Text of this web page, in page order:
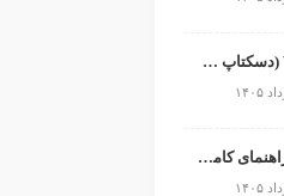
راه‌اندازی VDI (دسکتاپ مجازی)
VDI چیست؟ راهنمای کامل زیرساخت دسکتاپ مجازی